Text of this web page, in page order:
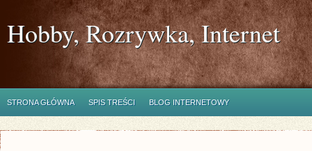
Hobby, Rozrywka, Internet
STRONA GŁÓWNA SPIS TREŚCI BLOG INTERNETOWY